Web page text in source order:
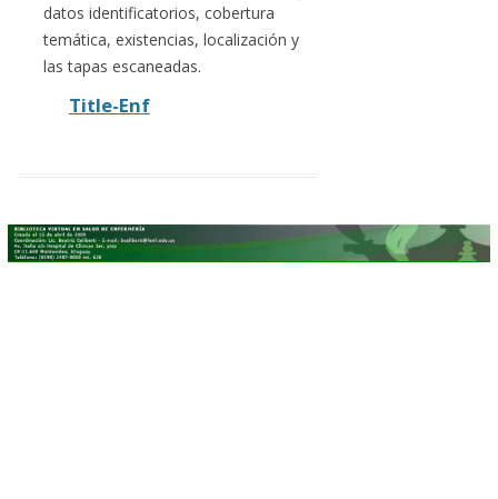
datos identificatorios, cobertura
temática, existencias, localización y
las tapas escaneadas.
Title-Enf